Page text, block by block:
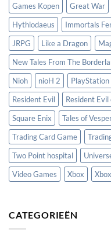
Games Kopen
Great War
Hythlodaeus
Immortals
JRPG
Like a Dragon
New Tales From The
Nioh
nioH 2 PlayStation
Resident Evil
Resident Evil
Square Enix
Tales of
Trading Card Game
Two Point hospital
Video Games
Xbox
CATEGORIEËN